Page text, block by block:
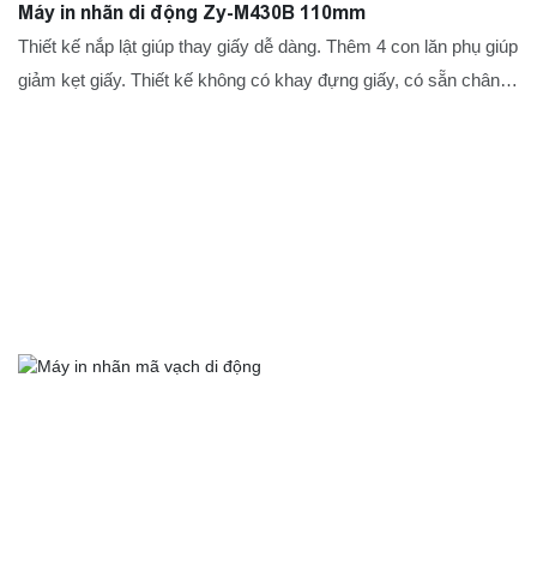
Máy in nhãn di động Zy-M430B 110mm
Thiết kế nắp lật giúp thay giấy dễ dàng. Thêm 4 con lăn phụ giúp
giảm kẹt giấy. Thiết kế không có khay đựng giấy, có sẵn chân